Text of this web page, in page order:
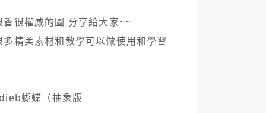
很權威的圖 分享給大家~~
精美素材和教學可以做使用和學習